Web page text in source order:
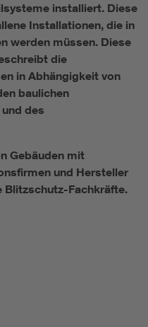
installiert. Diese
Installationen, die in
werden müssen. Diese
die
in Abhängigkeit von
baulichen
des
Gebäuden mit
und Hersteller
Blitzschutz-Fachkräfte.